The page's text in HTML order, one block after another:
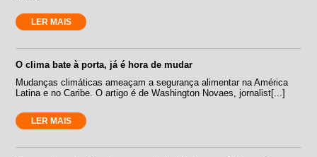
LER MAIS
O clima bate à porta, já é hora de mudar
Mudanças climáticas ameaçam a segurança alimentar na América
Latina e no Caribe. O artigo é de Washington Novaes, jornalist[...]
LER MAIS